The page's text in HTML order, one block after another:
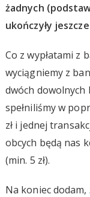
żadnych
ukończyły
Co z wypłatami z
wyciągniemy z
dwóch dowolnych
spełniliśmy w
zł i jednej
obcych będą nas
(min. 5 zł).
Na koniec